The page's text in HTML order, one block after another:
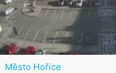
Město Hořice